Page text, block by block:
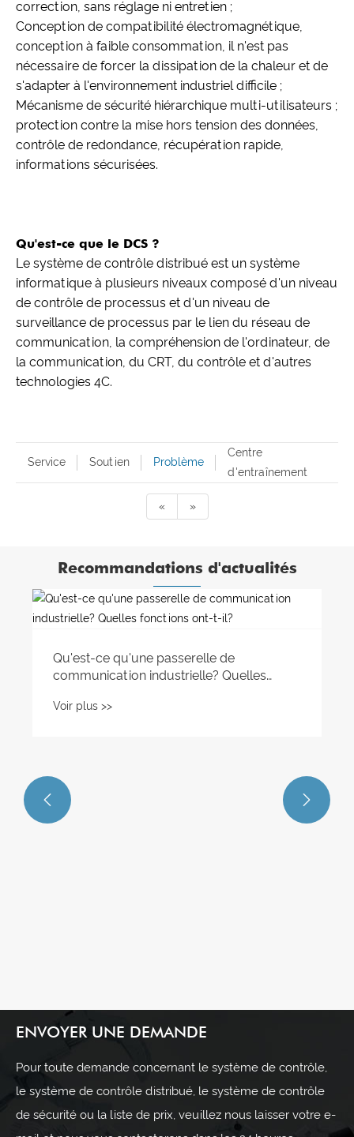
correction, sans réglage ni entretien ;
Conception de compatibilité électromagnétique,
conception à faible consommation, il n'est pas
nécessaire de forcer la dissipation de la chaleur et de
s'adapter à l'environnement industriel difficile ;
Mécanisme de sécurité hiérarchique multi-utilisateurs ;
protection contre la mise hors tension des données,
contrôle de redondance, récupération rapide,
informations sécurisées.
Qu'est-ce que le DCS ?
Le système de contrôle distribué est un système
informatique à plusieurs niveaux composé d'un niveau
de contrôle de processus et d'un niveau de
surveillance de processus par le lien du réseau de
communication, la compréhension de l'ordinateur, de
la communication, du CRT, du contrôle et d'autres
technologies 4C.
Service Soutien Problème
Centre
d'entraînement
« »
Recommandations d'actualités
distribué?
 
ENVOYER UNE DEMANDE
Pour toute demande concernant le système de contrôle,
le système de contrôle distribué, le système de contrôle
de sécurité ou la liste de prix, veuillez nous laisser votre e-